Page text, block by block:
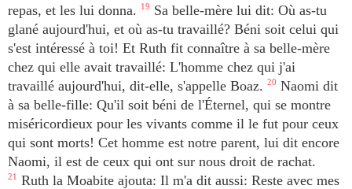
repas, et les lui donna.
19
Sa belle-mère lui dit: Où as-tu
glané aujourd'hui, et où as-tu travaillé? Béni soit celui qui
s'est intéressé à toi! Et Ruth fit connaître à sa belle-mère
chez qui elle avait travaillé: L'homme chez qui j'ai
travaillé aujourd'hui, dit-elle, s'appelle Boaz. 20 Naomi dit
à sa belle-fille: Qu'il soit béni de l'Éternel, qui se montre
miséricordieux pour les vivants comme il le fut pour ceux
qui sont morts! Cet homme est notre parent, lui dit encore
Naomi, il est de ceux qui ont sur nous droit de rachat.
21
Ruth la Moabite ajouta: Il m'a dit aussi: Reste avec mes